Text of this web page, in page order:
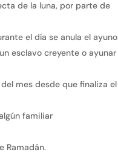
de la luna, por parte de
el día se anula el ayuno
esclavo creyente o ayunar
mes desde que finaliza el
familiar
Ramadán.